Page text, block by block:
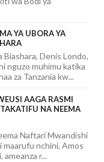
YA UBORA YA
Biashara, Denis Londo,
nguzo muhimu katika
za Tanzania kw...
AAGA RASMI
NA NEEMA
Naftari Mwandishi
maarufu nchini, Amos
r...